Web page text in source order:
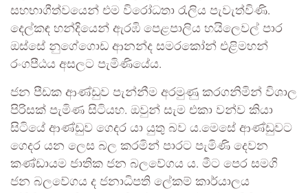
සහභාගීත්වයෙන් එම විරෝධතා රැලිය පැවැත්විණි.
දෙල්කඳ හන්දියෙන් ඇරඹි පෙළපාලිය හයිලෙවල් පාර
ඔස්සේ නුගේගොඩ ආනන්ද සමරකෝන් එළිමහන්
රංගපීඨය අසලට පැමිණියේය.
ජන පීඩක ආණ්ඩුව පැන්නීම අරමුණු කරගනිමින් විශාල
පිරිසක් පැමිණ සිටියහ. ඔවුන් සැම එකා වන්ව කියා
සිටියේ ආණ්ඩුව ගෙදර යා යුතු බව ය.මෙසේ ආණ්ඩුවට
ගෙදර යන ලෙස බල කරමින් පාරට පැමිණි දෙවන
කණ්ඩායම ජාතික ජන බලවේගය ය. මීට පෙර සමගි
ජන බලවේගය ද ජනාධිපති ලේකම් කාර්යාලය